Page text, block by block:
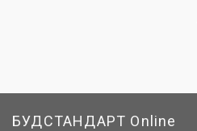
БУДСТАНДАРТ Online